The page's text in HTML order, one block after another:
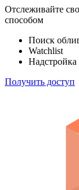
Отслеживайте
способом
Поиск
Watchlist
Надстройка
Получить доступ